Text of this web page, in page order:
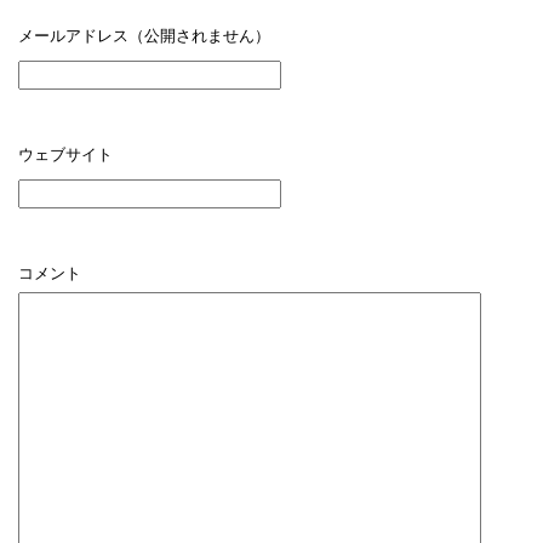
メールアドレス（公開されません）
ウェブサイト
コメント